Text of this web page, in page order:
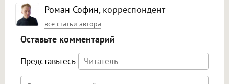
Роман Софин, корреспондент
все статьи автора
Оставьте комментарий
Представьтесь